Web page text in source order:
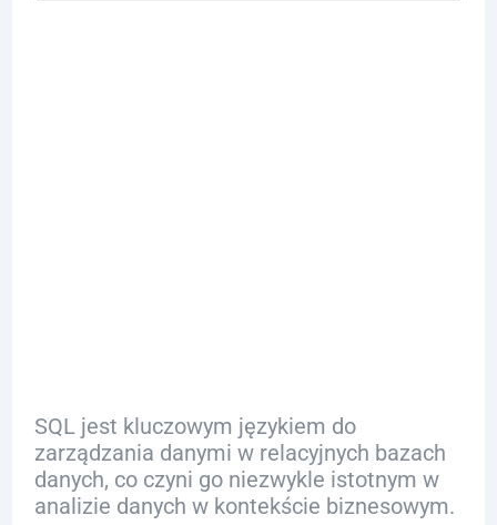
SQL jest kluczowym językiem do
zarządzania danymi w relacyjnych bazach
danych, co czyni go niezwykle istotnym w
analizie danych w kontekście biznesowym.